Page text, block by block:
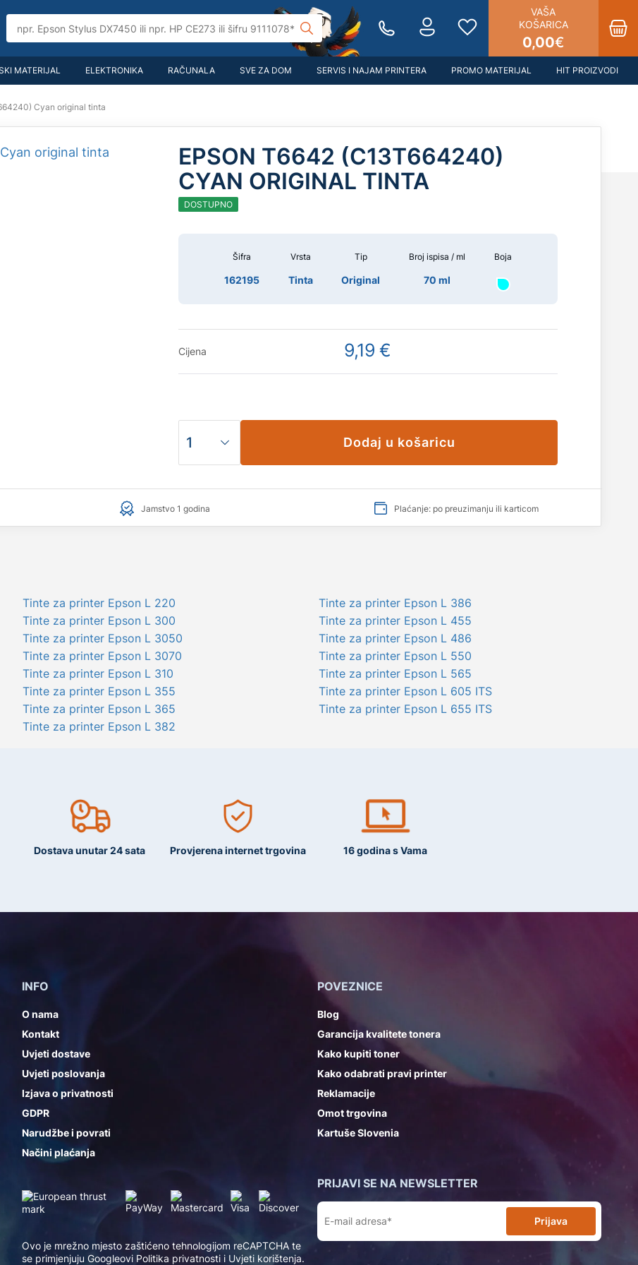
VAŠA
KOŠARICA
0,00€
MATERIJAL ELEKTRONIKA RAČUNALA SVE ZA DOM SERVIS I NAJAM PRINTERA PROMO MATERIJAL HIT PROIZVODI
Cyan original tinta
EPSON T6642 (C13T664240)
CYAN ORIGINAL TINTA
DOSTUPNO
Šifra
162195
Vrsta
Tinta
Tip
Original
Broj ispisa / ml
70 ml
Boja
Cijena 9,19 €
Dodaj u košaricu
Jamstvo 1 godina Plaćanje: po preuzimanju ili karticom
Tinte za printer Epson L 220
Tinte za printer Epson L 300
Tinte za printer Epson L 3050
Tinte za printer Epson L 3070
Tinte za printer Epson L 310
Tinte za printer Epson L 355
Tinte za printer Epson L 365
Tinte za printer Epson L 382
Tinte za printer Epson L 386
Tinte za printer Epson L 455
Tinte za printer Epson L 486
Tinte za printer Epson L 550
Tinte za printer Epson L 565
Tinte za printer Epson L 605 ITS
Tinte za printer Epson L 655 ITS
Dostava unutar 24 sata Provjerena internet trgovina 16 godina s Vama
INFO
O nama
Kontakt
Uvjeti dostave
Uvjeti poslovanja
Izjava o privatnosti
GDPR
Narudžbe i povrati
Načini plaćanja
POVEZNICE
Blog
Garancija kvalitete tonera
Kako kupiti toner
Kako odabrati pravi printer
Reklamacije
Omot trgovina
Kartuše Slovenia
Ovo je mrežno mjesto zaštićeno tehnologijom reCAPTCHA te
se primjenjuju Googleovi Politika privatnosti i Uvjeti korištenja.
PRIJAVI SE NA NEWSLETTER
Prijava